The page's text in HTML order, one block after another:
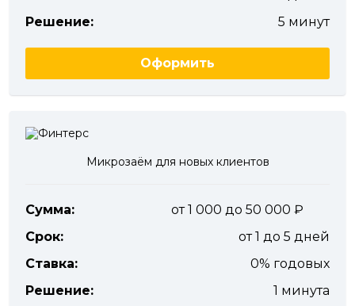
Решение:
5 минут
Оформить
Микрозаём для новых клиентов
Сумма:
от 1 000 до 50 000
Срок:
от 1 до 5 дней
Ставка:
0% годовых
Решение:
1 минута